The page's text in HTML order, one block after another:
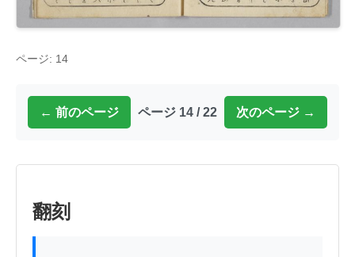
ページ: 14
← 前のページ ページ 14 / 22 次のページ →
翻刻